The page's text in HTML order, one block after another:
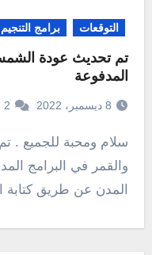
التوقعات برامج التنجيم
تم تحديث عودة
المدفوعة
8 ديسمبر، 2022 2 التعليقات
سلام ومحبة للجميع .
والقمر في البرامج
المدن عن طريق